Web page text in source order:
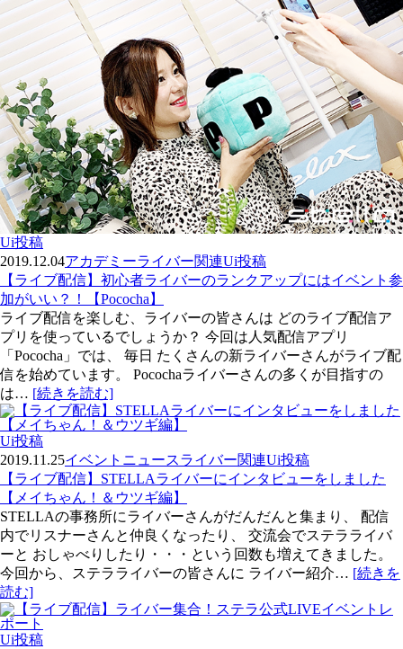
Ui投稿
2019.12.04アカデミーライバー関連Ui投稿
【ライブ配信】初心者ライバーのランクアップにはイベント参
加がいい？！【Pococha】
ライブ配信を楽しむ、ライバーの皆さんは どのライブ配信ア
プリを使っているでしょうか？ 今回は人気配信アプリ
「Pococha」では、 毎日 たくさんの新ライバーさんがライブ配
信を始めています。 Pocochaライバーさんの多くが目指すの
は… [続きを読む]
Ui投稿
2019.11.25イベント ニュースライバー関連Ui投稿
【ライブ配信】STELLAライバーにインタビューをしました
【メイちゃん！＆ウツギ編】
STELLAの事務所にライバーさんがだんだんと集まり、 配信
内でリスナーさんと仲良くなったり、 交流会でステラライバ
ーと おしゃべりしたり・・・という回数も増えてきました。
今回から、ステラライバーの皆さんに ライバー紹介… [続きを
読む]
Ui投稿